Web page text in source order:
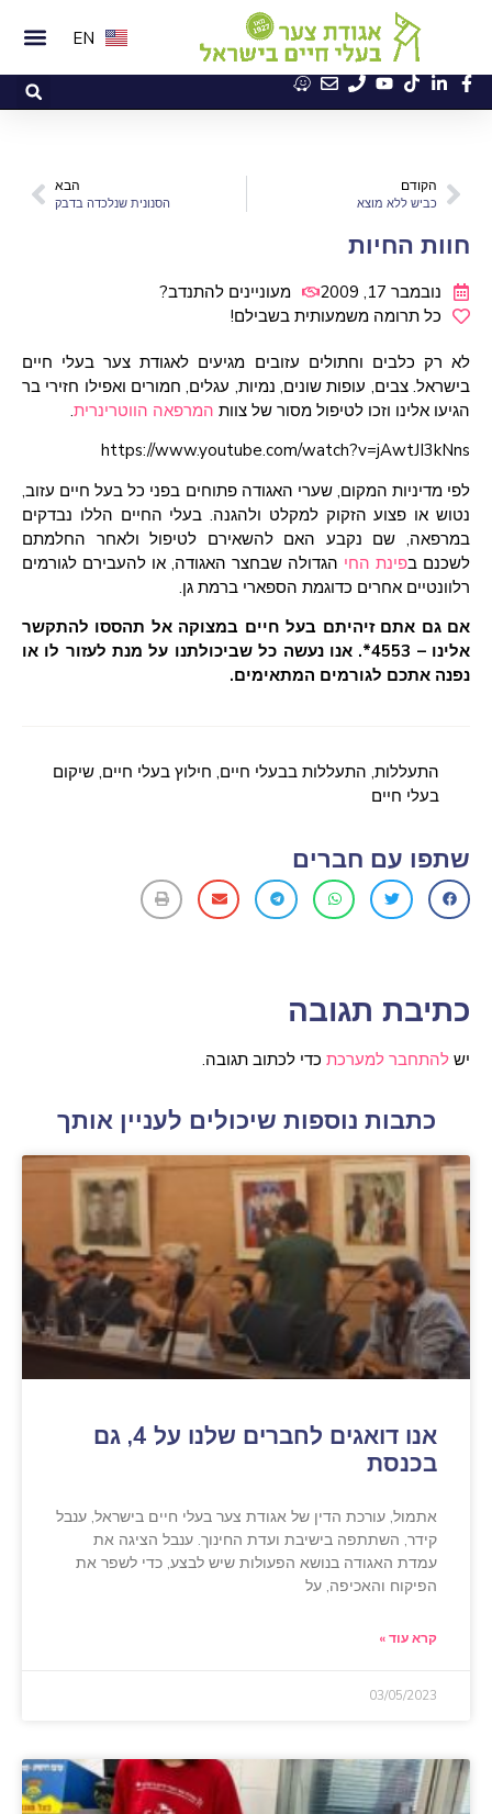
EN
הקודם
כביש ללא מוצא
הבא
הסנונית שנלכדה בדבק
חוות החיות
נובמבר 17, 2009
מעוניינים להתנדב?
כל תרומה משמעותית בשבילם!
לא רק כלבים וחתולים עזובים מגיעים לאגודת צער בעלי חיים
בישראל. צבים, עופות שונים, נמיות, עגלים, חמורים ואפילו חזירי בר
הגיעו אלינו וזכו לטיפול מסור של צוות המרפאה הווטרינרית.
https://www.youtube.com/watch?v=jAwtJI3kNns
לפי מדיניות המקום, שערי האגודה פתוחים בפני כל בעל חיים עזוב,
נטוש או פצוע הזקוק למקלט ולהגנה. בעלי החיים הללו נבדקים
במרפאה, שם נקבע האם להשאירם לטיפול ולאחר החלמתם
לשכנם בפינת החי הגדולה שבחצר האגודה, או להעבירם לגורמים
רלוונטיים אחרים כדוגמת הספארי ברמת גן.
אם גם אתם זיהיתם בעל חיים במצוקה אל תהססו להתקשר
אלינו – 4553*. אנו נעשה כל שביכולתנו על מנת לעזור לו או
נפנה אתכם לגורמים המתאימים.
התעללות, התעללות בבעלי חיים, חילוץ בעלי חיים, שיקום
בעלי חיים
שתפו עם חברים
כתיבת תגובה
יש להתחבר למערכת כדי לכתוב תגובה.
כתבות נוספות שיכולים לעניין אותך
אנו דואגים לחברים שלנו על 4, גם
בכנסת
אתמול, עורכת הדין של אגודת צער בעלי חיים בישראל, ענבל
קידר, השתתפה בישיבת ועדת החינוך. ענבל הציגה את
עמדת האגודה בנושא הפעולות שיש לבצע, כדי לשפר את
הפיקוח והאכיפה, על
קרא עוד »
03/05/2023